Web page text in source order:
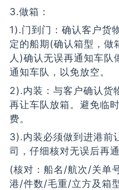
3.做箱：
1).门到门：确认客户货
定的船期(确认箱型，做
人)确认无误再通知车队
通知车队，以免放空。
2).内装：与客户确认货
再让车队放箱。避免临
费。
3).内装必须做到进港前
司，仔细核对无误后再通
(核对：船名/航次/关单
港/件数/毛重/立方及箱